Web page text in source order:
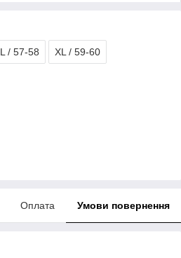
L / 57-58 XL / 59-60
Оплата Умови повернення